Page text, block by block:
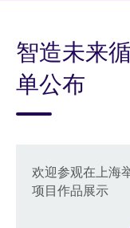
language
智造未来
单公布
欢迎参观在上海
项目作品展示